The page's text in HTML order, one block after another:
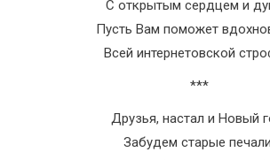
С открытым сердцем и
Пусть Вам поможет
Всей интернетовской
***
Друзья, настал и Новый
Забудем старые